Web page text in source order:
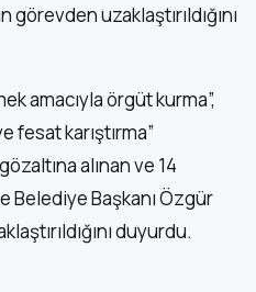
görevden uzaklaştırıldığını
amacıyla örgüt kurma”,
fesat karıştırma”
alınan ve 14
Belediye Başkanı Özgür
duyurdu.